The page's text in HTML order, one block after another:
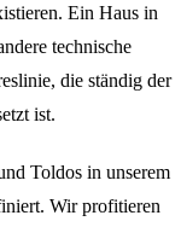
Ein Haus in
technische
die ständig der
ist.
Toldos in unserem
Wir profitieren